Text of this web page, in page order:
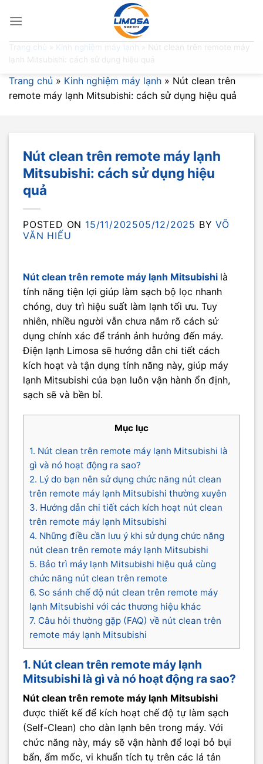
Nút clean trên remote máy
lạnh Mitsubishi: cách sử dụng hiệu quả
Trang chủ » Kinh nghiệm máy lạnh » Nút clean trên
remote máy lạnh Mitsubishi: cách sử dụng hiệu quả
Nút clean trên remote máy lạnh
Mitsubishi: cách sử dụng hiệu
quả
POSTED ON 15/11/202505/12/2025 BYVÕ
VĂN HIẾU
Nút clean trên remote máy lạnh Mitsubishi là
tính năng tiện lợi giúp làm sạch bộ lọc nhanh
chóng, duy trì hiệu suất làm lạnh tối ưu. Tuy
nhiên, nhiều người vẫn chưa nắm rõ cách sử
dụng chính xác để tránh ảnh hưởng đến máy.
Điện lạnh Limosa sẽ hướng dẫn chi tiết cách
kích hoạt và tận dụng tính năng này, giúp máy
lạnh Mitsubishi của bạn luôn vận hành ổn định,
sạch sẽ và bền bỉ.
Mục lục
1. Nút clean trên remote máy lạnh Mitsubishi là
gì và nó hoạt động ra sao?
2. Lý do bạn nên sử dụng chức năng nút clean
trên remote máy lạnh Mitsubishi thường xuyên
3. Hướng dẫn chi tiết cách kích hoạt nút clean
trên remote máy lạnh Mitsubishi
4. Những điều cần lưu ý khi sử dụng chức năng
nút clean trên remote máy lạnh Mitsubishi
5. Bảo trì máy lạnh Mitsubishi hiệu quả cùng
chức năng nút clean trên remote
6. So sánh chế độ nút clean trên remote máy
lạnh Mitsubishi với các thương hiệu khác
7. Câu hỏi thường gặp (FAQ) về nút clean trên
remote máy lạnh Mitsubishi
1. Nút clean trên remote máy lạnh
Mitsubishi là gì và nó hoạt động ra sao?
Nút clean trên remote máy lạnh Mitsubishi
được thiết kế để kích hoạt chế độ tự làm sạch
(Self-Clean) cho dàn lạnh bên trong máy. Với
chức năng này, máy sẽ vận hành để loại bỏ bụi
bẩn, ẩm mốc, vi khuẩn tích tụ trên các lá tản